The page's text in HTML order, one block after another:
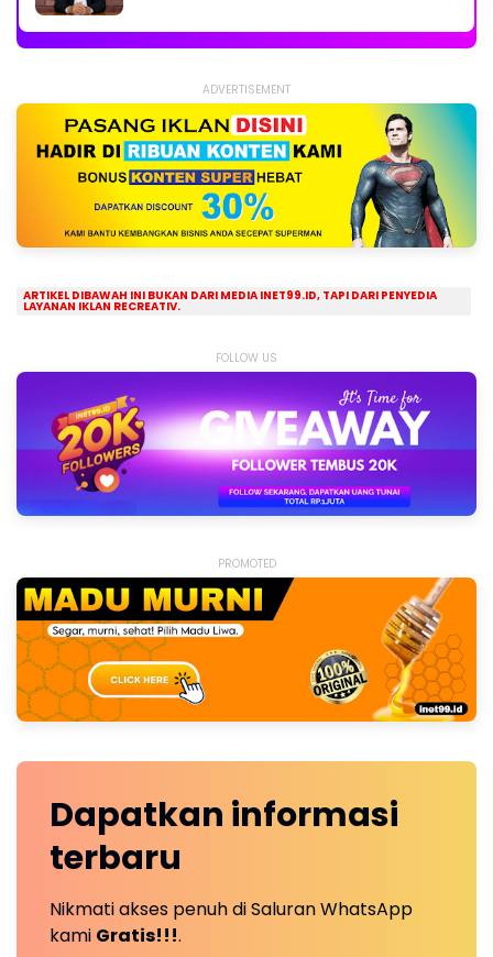
ADVERTISEMENT
ARTIKEL DIBAWAH INI BUKAN DARI MEDIA INET99.ID, TAPI DARI PENYEDIA
LAYANAN IKLAN RECREATIV.
FOLLOW US
PROMOTED
Dapatkan informasi
terbaru
Nikmati akses penuh di Saluran WhatsApp
kami Gratis!!!.